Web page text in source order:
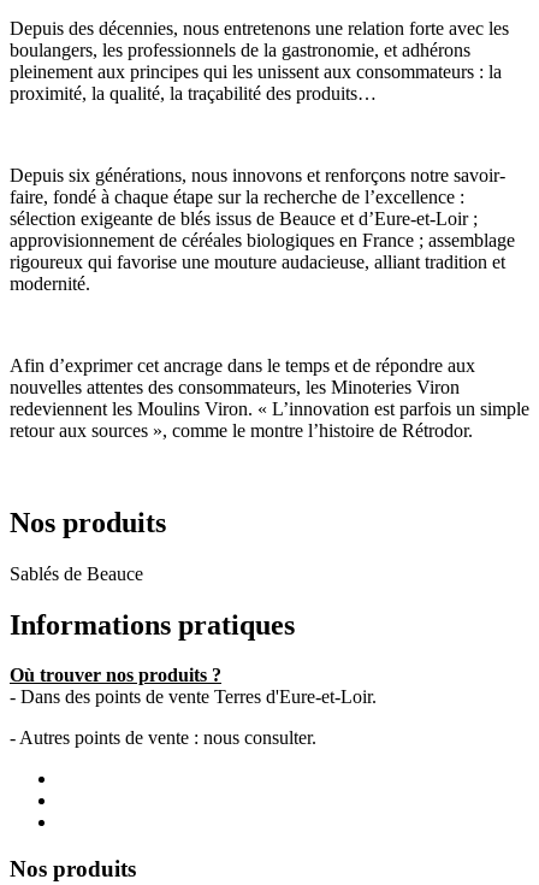
Depuis des décennies, nous entretenons une relation forte avec les
boulangers, les professionnels de la gastronomie, et adhérons
pleinement aux principes qui les unissent aux consommateurs : la
proximité, la qualité, la traçabilité des produits…
Depuis six générations, nous innovons et renforçons notre savoir-
faire, fondé à chaque étape sur la recherche de l’excellence :
sélection exigeante de blés issus de Beauce et d’Eure-et-Loir ;
approvisionnement de céréales biologiques en France ; assemblage
rigoureux qui favorise une mouture audacieuse, alliant tradition et
modernité.
Afin d’exprimer cet ancrage dans le temps et de répondre aux
nouvelles attentes des consommateurs, les Minoteries Viron
redeviennent les Moulins Viron. « L’innovation est parfois un simple
retour aux sources », comme le montre l’histoire de Rétrodor.
Nos produits
Sablés de Beauce
Informations pratiques
Où trouver nos produits ?
- Dans des points de vente Terres d'Eure-et-Loir.
- Autres points de vente : nous consulter.
Nos produits